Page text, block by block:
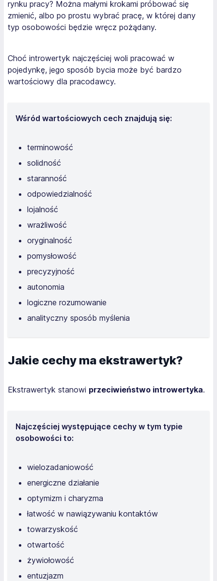
rynku pracy? Można małymi krokami próbować się
zmienić, albo po prostu wybrać pracę, w której dany
typ osobowości będzie wręcz pożądany.
Choć introwertyk najczęściej woli pracować w
pojedynkę, jego sposób bycia może być bardzo
wartościowy dla pracodawcy.
Wśród wartościowych cech znajdują się:
terminowość
solidność
staranność
odpowiedzialność
lojalność
wrażliwość
oryginalność
pomysłowość
precyzyjność
autonomia
logiczne rozumowanie
analityczny sposób myślenia
Jakie cechy ma ekstrawertyk?
Ekstrawertyk stanowi przeciwieństwo introwertyka.
Najczęściej występujące cechy w tym typie
osobowości to:
wielozadaniowość
energiczne działanie
optymizm i charyzma
łatwość w nawiązywaniu kontaktów
towarzyskość
otwartość
żywiołowość
entuzjazm